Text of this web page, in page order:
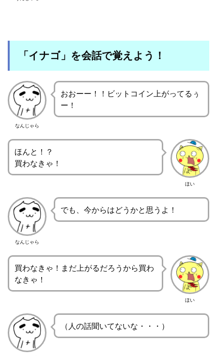
「イナゴ」を会話で覚えよう！
なんじゃら
おおーー！！ビットコイン上がってるぅ
ー！
ほい
ほんと！？
買わなきゃ！
なんじゃら
でも、今からはどうかと思うよ！
ほい
買わなきゃ！まだ上がるだろうから買わ
なきゃ！
（人の話聞いてないな・・・）